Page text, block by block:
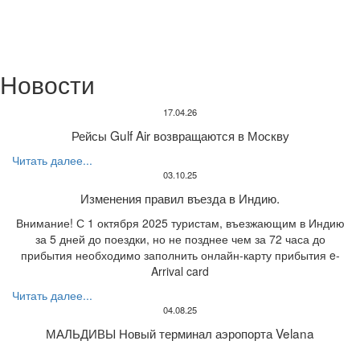
Новости
17.04.26
Рейсы Gulf Air возвращаются в Москву
Читать далее...
03.10.25
Изменения правил въезда в Индию.
Внимание! С 1 октября 2025 туристам, въезжающим в Индию
за 5 дней до поездки, но не позднее чем за 72 часа до
прибытия необходимо заполнить онлайн-карту прибытия e-
Arrival card
Читать далее...
04.08.25
МАЛЬДИВЫ Новый терминал аэропорта Velana